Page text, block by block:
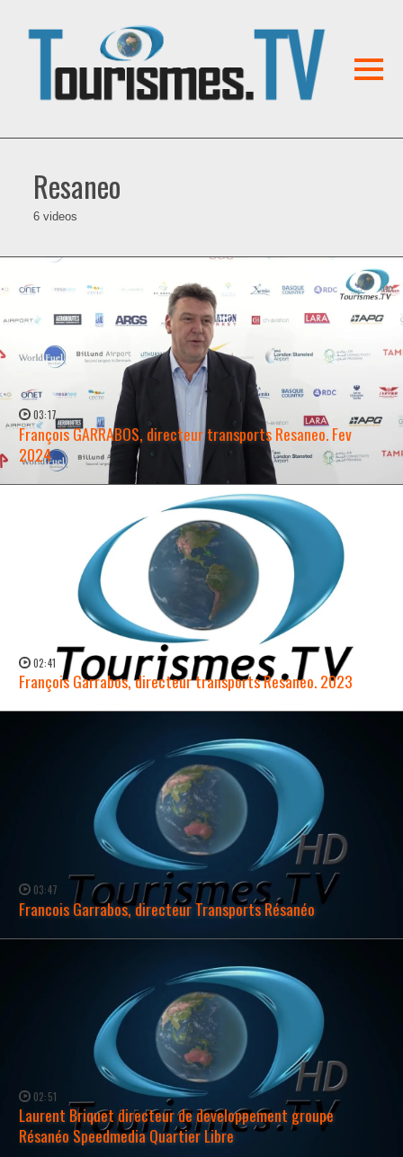
Resaneo
6 videos
03:17
François GARRABOS, directeur transports Resaneo. Fev
2024
WATCH NOW →
02:41
François Garrabos, directeur transports Resaneo. 2023
03:47
Francois Garrabos, directeur Transports Résanéo
02:51
Laurent Briquet directeur de developpement groupe
Résanéo Speedmedia Quartier Libre